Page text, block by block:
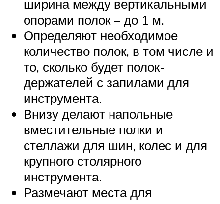
ширина между вертикальными
опорами полок – до 1 м.
Определяют необходимое
количество полок, в том числе и
то, сколько будет полок-
держателей с запилами для
инструмента.
Внизу делают напольные
вместительные полки и
стеллажи для шин, колес и для
крупного столярного
инструмента.
Размечают места для